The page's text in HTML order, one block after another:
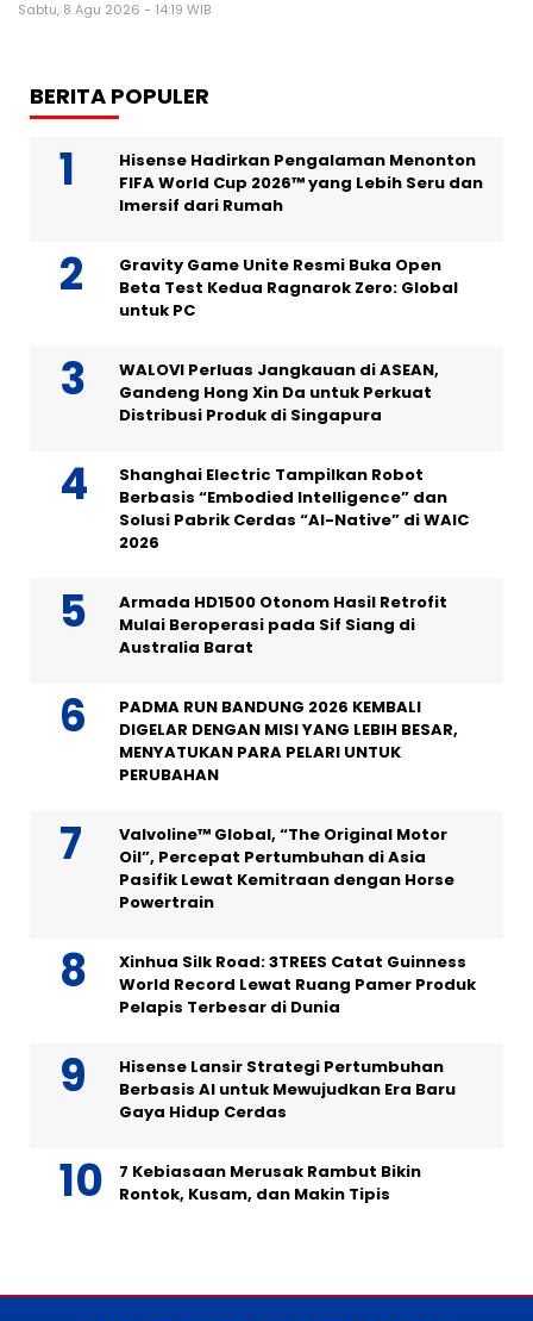
Sabtu, 8 Agu 2026 - 14:19 WIB
BERITA POPULER
Hisense Hadirkan Pengalaman Menonton
FIFA World Cup 2026™ yang Lebih Seru dan
Imersif dari Rumah
Gravity Game Unite Resmi Buka Open
Beta Test Kedua Ragnarok Zero: Global
untuk PC
WALOVI Perluas Jangkauan di ASEAN,
Gandeng Hong Xin Da untuk Perkuat
Distribusi Produk di Singapura
Shanghai Electric Tampilkan Robot
Berbasis “Embodied Intelligence” dan
Solusi Pabrik Cerdas “AI-Native” di WAIC
2026
Armada HD1500 Otonom Hasil Retrofit
Mulai Beroperasi pada Sif Siang di
Australia Barat
PADMA RUN BANDUNG 2026 KEMBALI
DIGELAR DENGAN MISI YANG LEBIH BESAR,
MENYATUKAN PARA PELARI UNTUK
PERUBAHAN
Valvoline™ Global, “The Original Motor
Oil”, Percepat Pertumbuhan di Asia
Pasifik Lewat Kemitraan dengan Horse
Powertrain
Xinhua Silk Road: 3TREES Catat Guinness
World Record Lewat Ruang Pamer Produk
Pelapis Terbesar di Dunia
Hisense Lansir Strategi Pertumbuhan
Berbasis AI untuk Mewujudkan Era Baru
Gaya Hidup Cerdas
7 Kebiasaan Merusak Rambut Bikin
Rontok, Kusam, dan Makin Tipis